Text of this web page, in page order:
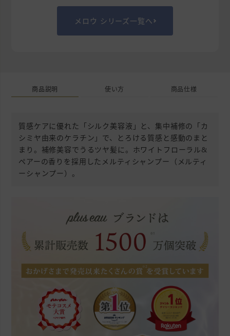
メロウ シリーズ一覧へ
商品説明 使い方 商品仕様
質感ケアに優れた「シルク美容液」と、集中補修の「カ
シミヤ由来のケラチン」で、とろける質感と感動のまと
まり。補修美容でうるツヤ髪に。ホワイトフローラル&
ペアーの香りを採用したメルティシャンプー（メルティ
ーシャンプー）。